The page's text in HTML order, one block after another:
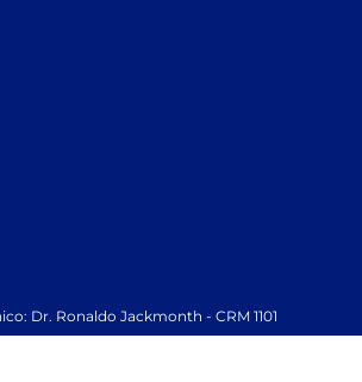
Dr. Ronaldo Jackmonth - CRM 1101